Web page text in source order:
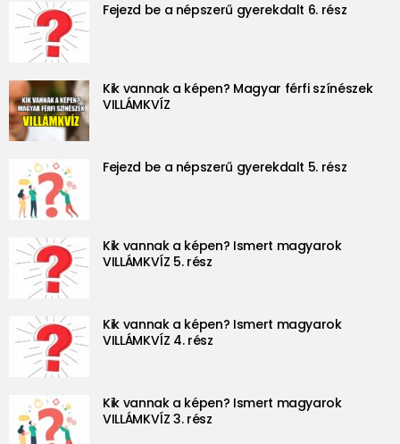
Fejezd be a népszerű gyerekdalt 6. rész
Kik vannak a képen? Magyar férfi színészek
VILLÁMKVÍZ
Fejezd be a népszerű gyerekdalt 5. rész
Kik vannak a képen? Ismert magyarok
VILLÁMKVÍZ 5. rész
Kik vannak a képen? Ismert magyarok
VILLÁMKVÍZ 4. rész
Kik vannak a képen? Ismert magyarok
VILLÁMKVÍZ 3. rész